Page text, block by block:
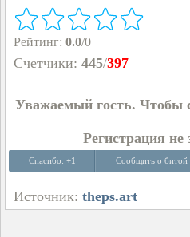
Рейтинг: 0.0/0
Счетчики: 445/397
Уважаемый гость. Чтобы
Регистрация
Спасибо: +1 Сообщить о битой
Источник: theps.art